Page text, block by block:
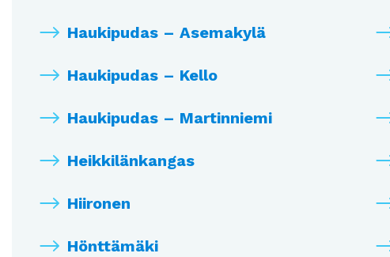
Haukipudas – Asemakylä
Haukipudas – Kello
Haukipudas – Martinniemi
Heikkilänkangas
Hiironen
Hönttämäki